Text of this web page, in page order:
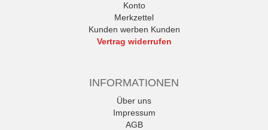
Konto
Merkzettel
Kunden werben Kunden
Vertrag widerrufen
INFORMATIONEN
Über uns
Impressum
AGB